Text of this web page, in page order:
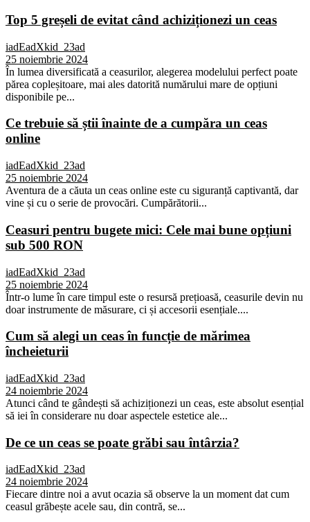
Top 5 greșeli de evitat când achiziționezi un ceas
iadEadXkid_23ad
25 noiembrie 2024
În lumea diversificată a ceasurilor, alegerea modelului perfect poate
părea copleșitoare, mai ales datorită numărului mare de opțiuni
disponibile pe...
Ce trebuie să știi înainte de a cumpăra un ceas
online
iadEadXkid_23ad
25 noiembrie 2024
Aventura de a căuta un ceas online este cu siguranță captivantă, dar
vine și cu o serie de provocări. Cumpărătorii...
Ceasuri pentru bugete mici: Cele mai bune opțiuni
sub 500 RON
iadEadXkid_23ad
25 noiembrie 2024
Într-o lume în care timpul este o resursă prețioasă, ceasurile devin nu
doar instrumente de măsurare, ci și accesorii esențiale....
Cum să alegi un ceas în funcție de mărimea
încheieturii
iadEadXkid_23ad
24 noiembrie 2024
Atunci când te gândești să achiziționezi un ceas, este absolut esențial
să iei în considerare nu doar aspectele estetice ale...
De ce un ceas se poate grăbi sau întârzia?
iadEadXkid_23ad
24 noiembrie 2024
Fiecare dintre noi a avut ocazia să observe la un moment dat cum
ceasul grăbește acele sau, din contră, se...